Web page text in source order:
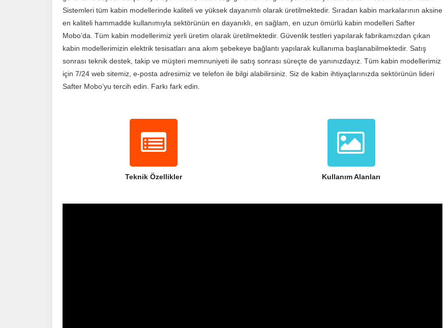
Sistemleri tüm kabin modellerinde kaliteli ve yüksek dayanımlı olarak üretilmektedir. Sıradan kabin markalarının aksine
en kaliteli hammadde kullanımıyla sektörünün en dayanıklı, en sağlam, en uzun ömürlü kabin modelleri Safter
Mobo’da. Tüm kabin modellerimiz yerli üretim olarak üretilmektedir. Güvenlik testleri yapılarak fabrikamızdan çıkan
kabin modellerimizin elektrik tesisatları ana akım şebekeye bağlantı yapılarak kullanıma başlanabilmektedir. Satış
sonrası teknik destek, takip ve müşteri memnuniyeti ile satış sonrası süreçte de yanınızdayız. Tüm kabin modellerimiz
için 7/24 web sitemiz, e-posta adresimiz ve telefon ile bilgi alabilirsiniz. Siz de kabin ihtiyaçlarınızda sektörünün lideri
Safter Mobo’yu tercih edin. Farkı fark edin.
Teknik Özellikler Kullanım Alanları